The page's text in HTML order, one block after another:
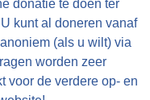
donatie te doen ter
kunt al doneren vanaf
(als u wilt) via
worden zeer
voor de verdere op- en